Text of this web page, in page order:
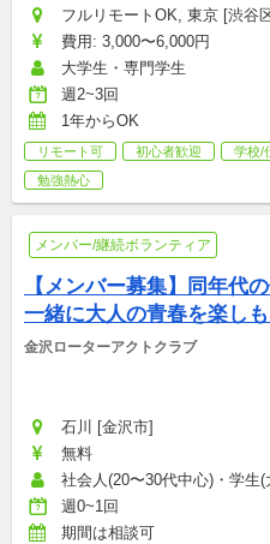
フルリモートOK, 東京 [渋谷
費用: 3,000〜6,000円
大学生・専門学生
週2~3回
1年からOK
リモート可 初心者歓迎 学校/
勉強熱心
メンバー/継続ボランティア
【メンバー募集】同年代
一緒に大人の青春を楽し
金沢ローターアクトクラブ
石川 [金沢市]
無料
社会人(20〜30代中心)・学生(
週0~1回
期間は相談可